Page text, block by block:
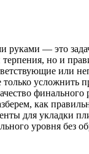
руками — это
терпения, но и
или
усложнить
финального
как
для укладки
уровня без